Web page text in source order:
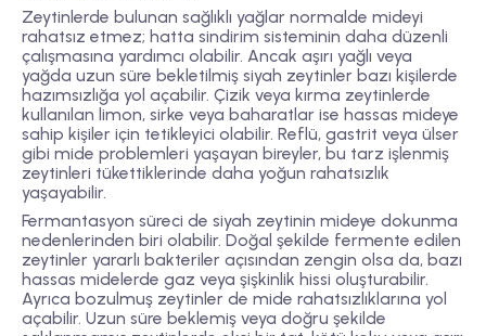
Zeytinlerde bulunan sağlıklı yağlar normalde mideyi
rahatsız etmez; hatta sindirim sisteminin daha düzenli
çalışmasına yardımcı olabilir. Ancak aşırı yağlı veya
yağda uzun süre bekletilmiş siyah zeytinler bazı kişilerde
hazımsızlığa yol açabilir. Çizik veya kırma zeytinlerde
kullanılan limon, sirke veya baharatlar ise hassas mideye
sahip kişiler için tetikleyici olabilir. Reflü, gastrit veya ülser
gibi mide problemleri yaşayan bireyler, bu tarz işlenmiş
zeytinleri tükettiklerinde daha yoğun rahatsızlık
yaşayabilir.
Fermantasyon süreci de siyah zeytinin mideye dokunma
nedenlerinden biri olabilir. Doğal şekilde fermente edilen
zeytinler yararlı bakteriler açısından zengin olsa da, bazı
hassas midelerde gaz veya şişkinlik hissi oluşturabilir.
Ayrıca bozulmuş zeytinler de mide rahatsızlıklarına yol
açabilir. Uzun süre beklemiş veya doğru şekilde